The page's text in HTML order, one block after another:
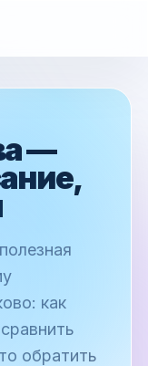
—
как
обратить